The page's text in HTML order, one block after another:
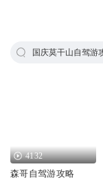
国庆莫干山自驾游
4132
森哥自驾游攻略